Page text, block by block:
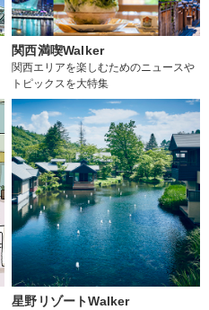
関西満喫Walker
関西エリアを楽しむためのニュースや
トピックスを大特集
星野リゾートWalker